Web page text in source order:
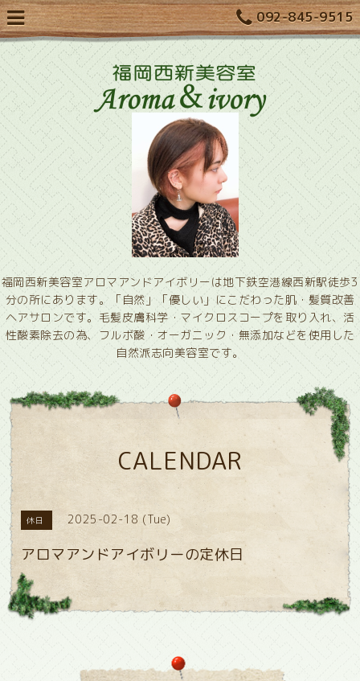
092-845-9515
福岡西新美容室アロマアンドアイボリーは地下鉄空港線西新駅徒歩3
分の所にあります。「自然」「優しい」にこだわった肌・髪質改善
ヘアサロンです。毛髪皮膚科学・マイクロスコープを取り入れ、活
性酸素除去の為、フルボ酸・オーガニック・無添加などを使用した
自然派志向美容室です。
CALENDAR
休日 2025-02-18 (Tue)
アロマアンドアイボリーの定休日